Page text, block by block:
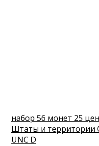
набор 56 монет 25
Штаты и
UNC D